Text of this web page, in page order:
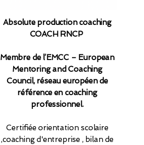
Absolute production coaching
COACH RNCP
Membre de l’EMCC – European
Mentoring and Coaching
Council, réseau européen de
référence en coaching
professionnel.​
Certifiée orientation scolaire
,coaching d'entreprise , bilan de